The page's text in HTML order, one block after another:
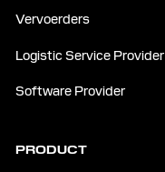
Vervoerders
Logistic Service Provider
Software Provider
PRODUCT